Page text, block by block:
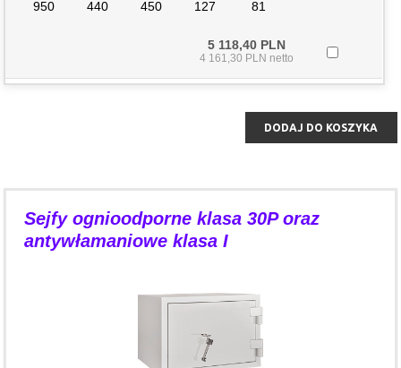
950 440 450 127 81
5 118,40 PLN
4 161,30 PLN netto
DODAJ DO KOSZYKA
Sejfy ognioodporne klasa 30P oraz
antywłamaniowe klasa I